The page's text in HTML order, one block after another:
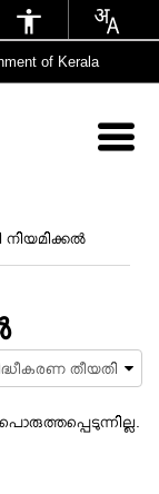
of Kerala
നിയമിക്കല്‍